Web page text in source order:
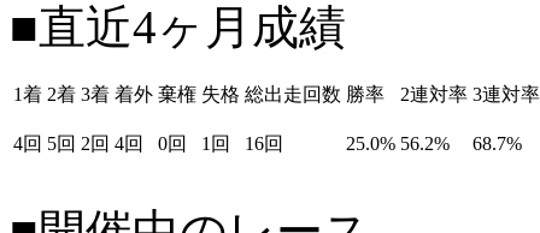
■直近4ヶ月成績
1着 2着 3着 着外 棄権 失格 総出走回数 勝率 2連対率 3連対率
4回 5回 2回 4回 0回 1回 16回 25.0% 56.2% 68.7%